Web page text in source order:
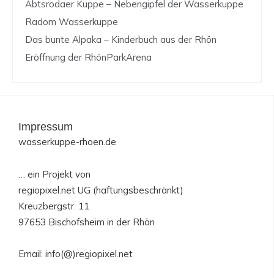
Abtsrodaer Kuppe – Nebengipfel der Wasserkuppe
Radom Wasserkuppe
Das bunte Alpaka – Kinderbuch aus der Rhön
Eröffnung der RhönParkArena
Impressum
wasserkuppe-rhoen.de
… ein Projekt von
regiopixel.net UG (haftungsbeschränkt)
Kreuzbergstr. 11
97653 Bischofsheim in der Rhön
Email: info(@)regiopixel.net